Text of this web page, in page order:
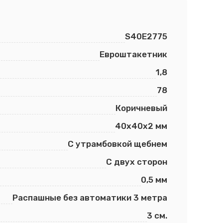
S40E2775
Евроштакетник
1,8
78
Коричневый
40х40х2 мм
С утрамбовкой щебнем
С двух сторон
0,5 мм
Распашные без автоматики 3 метра
3 см.